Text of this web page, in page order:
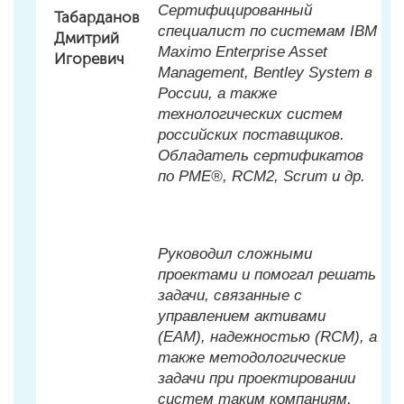
Табарданов
Дмитрий
Игоревич
Сертифицированный
специалист по системам IBM
Maximo Enterprise Asset
Management, Bentley System в
России, а также
технологических систем
российских поставщиков.
Обладатель сертификатов
по PME®, RCM2, Scrum и др.
Руководил сложными
проектами и помогал решать
задачи, связанные с
управлением активами
(EAM), надежностью (RCM), а
также методологические
задачи при проектировании
систем таким компаниям,